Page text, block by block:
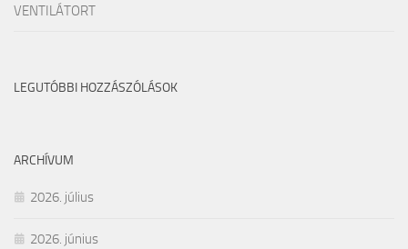
VENTILÁTORT
LEGUTÓBBI HOZZÁSZÓLÁSOK
ARCHÍVUM
2026. július
2026. június